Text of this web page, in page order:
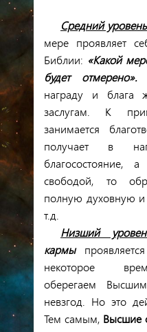
Средний уровень
мере проявляет
Библии: «Какой
будет отмерено».
награду и блага
заслугам. К
занимается
получает в
благосостояние,
свободой, то
полную духовную
т.д.
Низший
кармы
некоторое
оберегаем
невзгод. Но это
Тем самым, Высшие